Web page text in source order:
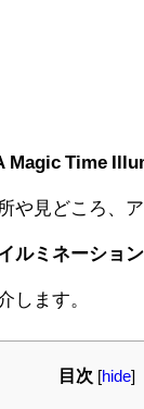
Magic Time
や見どころ、
ルミネーショ
します。
目次 hide]